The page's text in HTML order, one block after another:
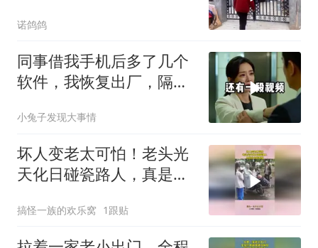
诺鸽鸽
同事借我手机后多了几个
软件，我恢复出厂，隔壁
小兔子发现大事情
坏人变老太可怕！老头光
天化日碰瓷路人，真是社
搞怪一族的欢乐窝 1跟贴